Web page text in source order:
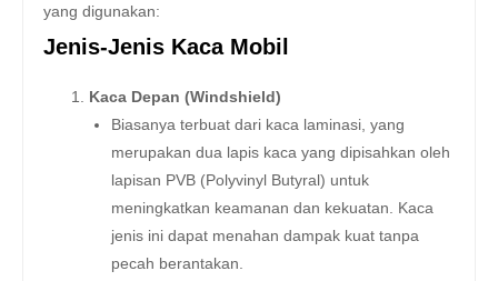
yang digunakan:
Jenis-Jenis Kaca Mobil
Kaca Depan (Windshield)
Biasanya terbuat dari kaca laminasi, yang
merupakan dua lapis kaca yang dipisahkan oleh
lapisan PVB (Polyvinyl Butyral) untuk
meningkatkan keamanan dan kekuatan. Kaca
jenis ini dapat menahan dampak kuat tanpa
pecah berantakan.